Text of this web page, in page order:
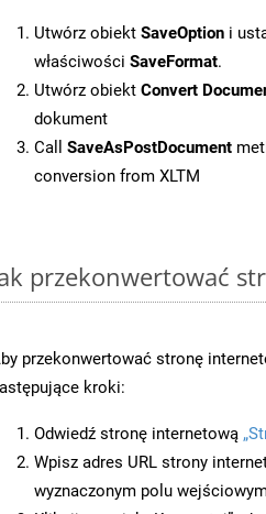
Utwórz obiekt SaveOption i
właściwości SaveFormat.
Utwórz obiekt Convert
dokument
Call SaveAsPostDocument
conversion from XLTM
przekonwertować
przekonwertować stronę
kroki:
Odwiedź stronę internetową
Wpisz adres URL strony
wyznaczonym polu